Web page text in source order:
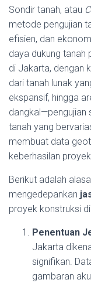
Sondir tanah, atau
metode pengujian
efisien, dan
daya dukung tanah
di Jakarta, dengan
dari tanah lunak
ekspansif, hingga
dangkal—pengujian
tanah yang
membuat data
keberhasilan proyek.
Berikut adalah
mengedepankan
proyek konstruksi
Penentuan
Jakarta
signifikan.
gambaran